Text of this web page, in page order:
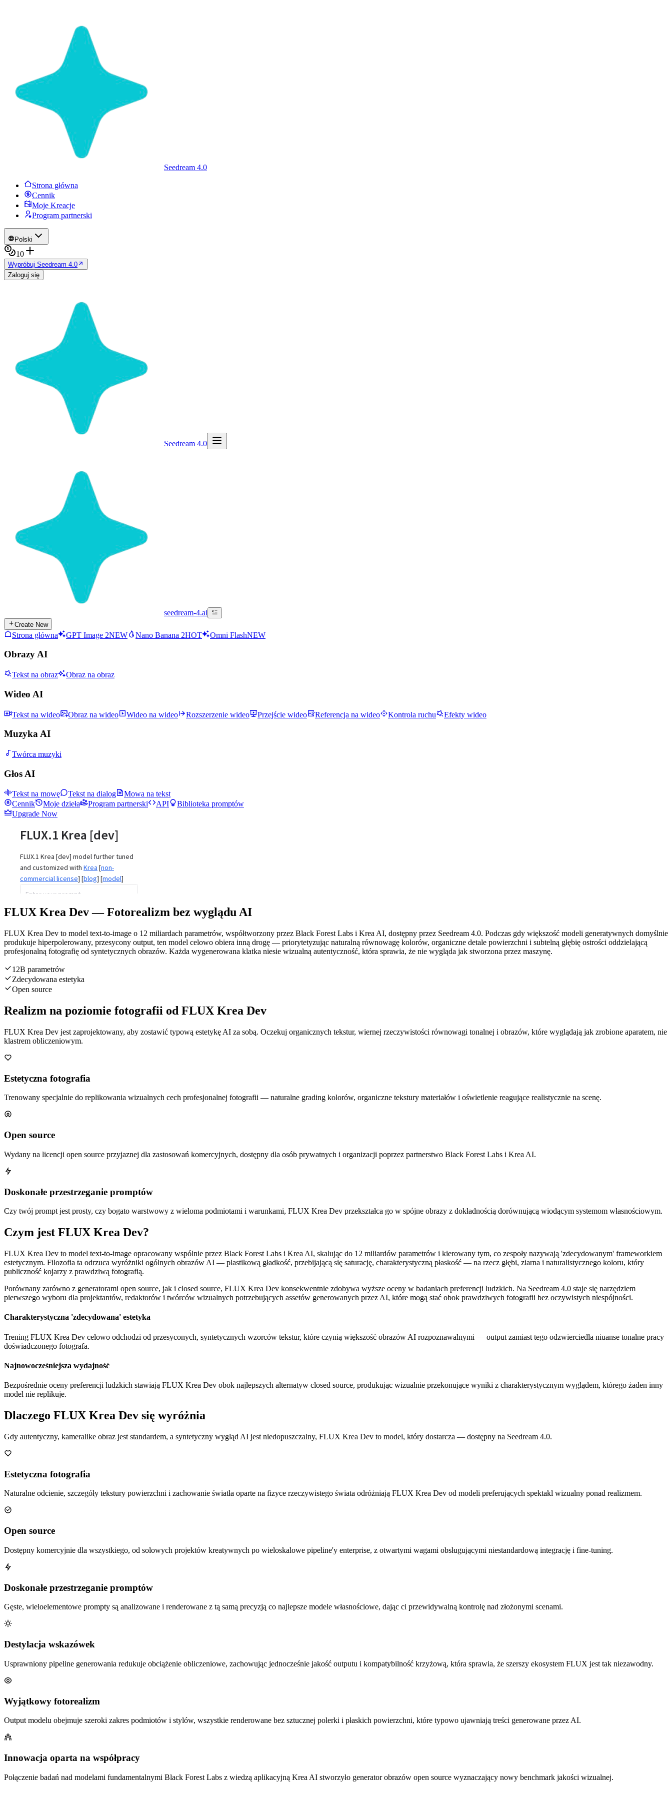
Seedream 4.0
Strona główna
Cennik
Moje Kreacje
Program partnerski
Polski
10
Wypróbuj Seedream 4.0
Zaloguj się
Seedream 4.0
seedream-4.ai
Create New
Strona główna GPT Image 2NEW Nano Banana 2HOT Omni FlashNEW
Obrazy AI
Tekst na obraz Obraz na obraz
Wideo AI
Tekst na wideo Obraz na wideo Wideo na wideo Rozszerzenie wideo Przejście wideo Referencja na wideo Kontrola ruchu Efekty wideo
Muzyka AI
Twórca muzyki
Głos AI
Tekst na mowę Tekst na dialog
Mowa na tekst
Cennik
Moje dzieła Program partnerski API
Biblioteka promptów
Upgrade Now
FLUX Krea Dev — Fotorealizm bez wyglądu AI
FLUX Krea Dev to model text-to-image o 12 miliardach parametrów, współtworzony przez Black Forest Labs i Krea AI, dostępny przez Seedream 4.0. Podczas gdy większość modeli generatywnych domyślnie
produkuje hiperpolerowany, przesycony output, ten model celowo obiera inną drogę — priorytetyzując naturalną równowagę kolorów, organiczne detale powierzchni i subtelną głębię ostrości oddzielającą
profesjonalną fotografię od syntetycznych obrazów. Każda wygenerowana klatka niesie wizualną autentyczność, która sprawia, że nie wygląda jak stworzona przez maszynę.
12B parametrów
Zdecydowana estetyka
Open source
Realizm na poziomie fotografii od FLUX Krea Dev
FLUX Krea Dev jest zaprojektowany, aby zostawić typową estetykę AI za sobą. Oczekuj organicznych tekstur, wiernej rzeczywistości równowagi tonalnej i obrazów, które wyglądają jak zrobione aparatem, nie
klastrem obliczeniowym.
Estetyczna fotografia
Trenowany specjalnie do replikowania wizualnych cech profesjonalnej fotografii — naturalne grading kolorów, organiczne tekstury materiałów i oświetlenie reagujące realistycznie na scenę.
Open source
Wydany na licencji open source przyjaznej dla zastosowań komercyjnych, dostępny dla osób prywatnych i organizacji poprzez partnerstwo Black Forest Labs i Krea AI.
Doskonałe przestrzeganie promptów
Czy twój prompt jest prosty, czy bogato warstwowy z wieloma podmiotami i warunkami, FLUX Krea Dev przekształca go w spójne obrazy z dokładnością dorównującą wiodącym systemom własnościowym.
Czym jest FLUX Krea Dev?
FLUX Krea Dev to model text-to-image opracowany wspólnie przez Black Forest Labs i Krea AI, skalując do 12 miliardów parametrów i kierowany tym, co zespoły nazywają 'zdecydowanym' frameworkiem
estetycznym. Filozofia ta odrzuca wyróżniki ogólnych obrazów AI — plastikową gładkość, przebijającą się saturację, charakterystyczną płaskość — na rzecz głębi, ziarna i naturalistycznego koloru, który
publiczność kojarzy z prawdziwą fotografią.
Porównany zarówno z generatorami open source, jak i closed source, FLUX Krea Dev konsekwentnie zdobywa wyższe oceny w badaniach preferencji ludzkich. Na Seedream 4.0 staje się narzędziem
pierwszego wyboru dla projektantów, redaktorów i twórców wizualnych potrzebujących assetów generowanych przez AI, które mogą stać obok prawdziwych fotografii bez oczywistych niespójności.
Charakterystyczna 'zdecydowana' estetyka
Trening FLUX Krea Dev celowo odchodzi od przesyconych, syntetycznych wzorców tekstur, które czynią większość obrazów AI rozpoznawalnymi — output zamiast tego odzwierciedla niuanse tonalne pracy
doświadczonego fotografa.
Najnowocześniejsza wydajność
Bezpośrednie oceny preferencji ludzkich stawiają FLUX Krea Dev obok najlepszych alternatyw closed source, produkując wizualnie przekonujące wyniki z charakterystycznym wyglądem, którego żaden inny
model nie replikuje.
Dlaczego FLUX Krea Dev się wyróżnia
Gdy autentyczny, kameralike obraz jest standardem, a syntetyczny wygląd AI jest niedopuszczalny, FLUX Krea Dev to model, który dostarcza — dostępny na Seedream 4.0.
Estetyczna fotografia
Naturalne odcienie, szczegóły tekstury powierzchni i zachowanie światła oparte na fizyce rzeczywistego świata odróżniają FLUX Krea Dev od modeli preferujących spektakl wizualny ponad realizmem.
Open source
Dostępny komercyjnie dla wszystkiego, od solowych projektów kreatywnych po wieloskalowe pipeline'y enterprise, z otwartymi wagami obsługującymi niestandardową integrację i fine-tuning.
Doskonałe przestrzeganie promptów
Gęste, wieloelementowe prompty są analizowane i renderowane z tą samą precyzją co najlepsze modele własnościowe, dając ci przewidywalną kontrolę nad złożonymi scenami.
Destylacja wskazówek
Usprawniony pipeline generowania redukuje obciążenie obliczeniowe, zachowując jednocześnie jakość outputu i kompatybilność krzyżową, która sprawia, że szerszy ekosystem FLUX jest tak niezawodny.
Wyjątkowy fotorealizm
Output modelu obejmuje szeroki zakres podmiotów i stylów, wszystkie renderowane bez sztucznej polerki i płaskich powierzchni, które typowo ujawniają treści generowane przez AI.
Innowacja oparta na współpracy
Połączenie badań nad modelami fundamentalnymi Black Forest Labs z wiedzą aplikacyjną Krea AI stworzyło generator obrazów open source wyznaczający nowy benchmark jakości wizualnej.